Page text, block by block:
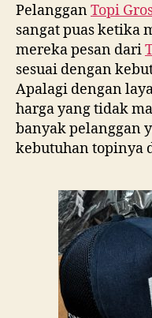
PelangganTopi
sangat puas ketika
mereka pesan dari
sesuai dengan
Apalagi dengan
harga yang tidak
banyak pelanggan
kebutuhan topinya